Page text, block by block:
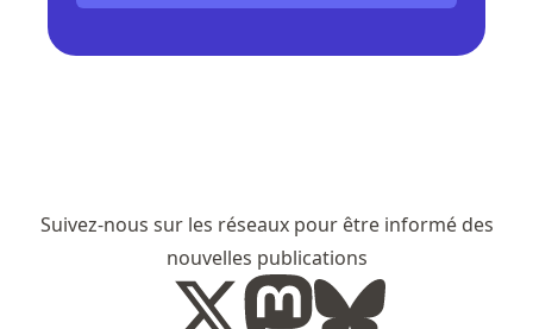
Suivez-nous sur les réseaux pour être informé des
nouvelles publications